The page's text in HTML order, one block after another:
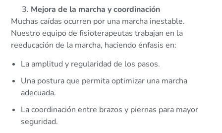
Mejora de la marcha y coordinación
Muchas caídas ocurren por una marcha inestable.
Nuestro equipo de fisioterapeutas trabajan en la
reeducación de la marcha, haciendo énfasis en:
La amplitud y regularidad de los pasos.
Una postura que permita optimizar una marcha
adecuada.
La coordinación entre brazos y piernas para mayor
seguridad.